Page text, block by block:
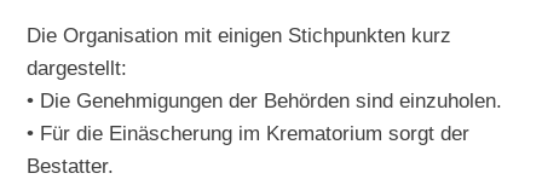
Die Organisation mit einigen Stichpunkten kurz
dargestellt:
• Die Genehmigungen der Behörden sind einzuholen.
• Für die Einäscherung im Krematorium sorgt der
Bestatter.